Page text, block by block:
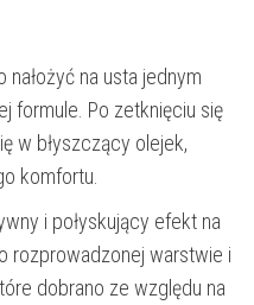
nałożyć na usta jednym
formule. Po zetknięciu się
w błyszczący olejek,
komfortu.
i połyskujący efekt na
rozprowadzonej warstwie i
dobrano ze względu na